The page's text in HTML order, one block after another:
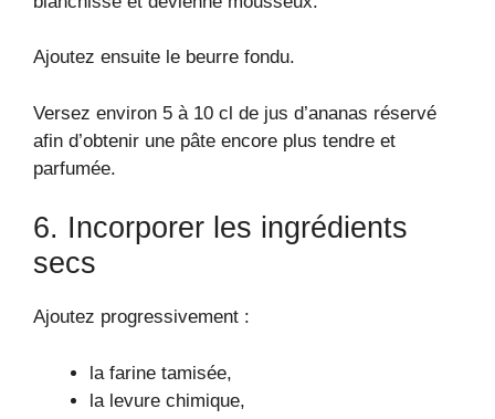
Ajoutez ensuite le beurre fondu.
Versez environ 5 à 10 cl de jus d’ananas réservé
afin d’obtenir une pâte encore plus tendre et
parfumée.
6. Incorporer les ingrédients
secs
Ajoutez progressivement :
la farine tamisée,
la levure chimique,